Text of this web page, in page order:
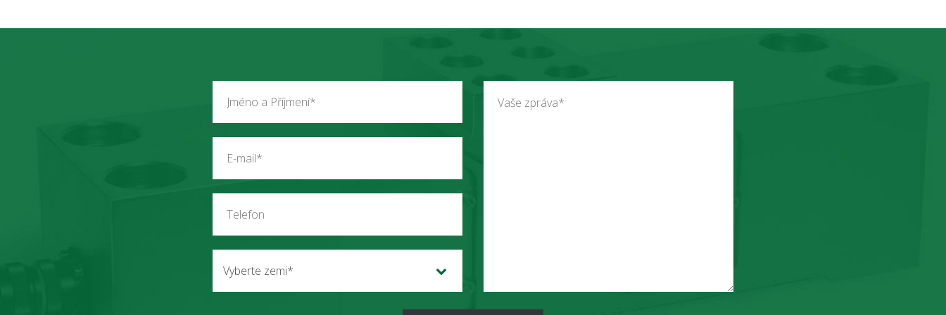
Vyberte zemi*